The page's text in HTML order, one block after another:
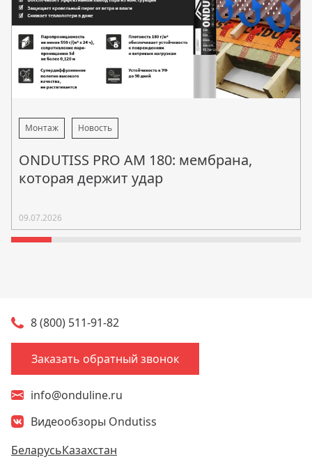
Монтаж Новость
ONDUTISS PRO AM 180: мембрана,
которая держит удар
09.07.2026
8 (800) 511-91-82
Заказать обратный звонок
info@onduline.ru
Видеообзоры Ondutiss
БеларусьКазахстан